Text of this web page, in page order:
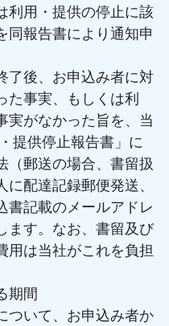
利用・提供の停止に該
同報告書により通知申
了後、お申込み者に対
た事実、もしくは利
実がなかった旨を、当
提供停止報告書」に
（郵送の場合、書留扱
配達記録郵便発送、
書記載のメールアドレ
ます。なお、書留及び
用は当社がこれを負担
期間
ついて、お申込み者か